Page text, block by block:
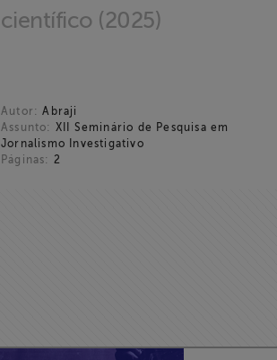
científico (2025)
Autor: Abraji
Assunto: XII Seminário de Pesquisa em
Jornalismo Investigativo
Páginas: 2